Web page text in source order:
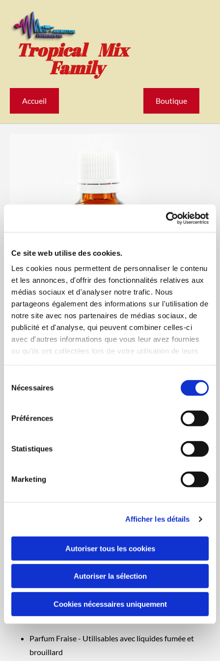
Ce site web utilise des cookies.
Les cookies nous permettent de personnaliser le contenu
et les annonces, d'offrir des fonctionnalités relatives aux
médias sociaux et d'analyser notre trafic. Nous
partageons également des informations sur l'utilisation de
notre site avec nos partenaires de médias sociaux, de
publicité et d'analyse, qui peuvent combiner celles-ci
avec d'autres informations que vous leur avez fournies
ou qu'ils ont collectées lors de votre utilisation de leurs
Nécessaires
Préférences
Statistiques
Marketing
Afficher les détails
Autoriser tous les cookies
Autoriser la sélection
Cookies nécessaires uniquement
Tropical Mix
Family
Accueil Boutique
Fiole Fraise 20 ml - BoomTone DJ
SKU:317122
En stock
13,19 €
Fiole 20 ml de Parfum Senteur Fraise BoomToneDJ, pour
Liquide Fumée ou Brouillard
Présentation La gamme de fioles de senteurs BoomToneDJ
vous propose un très large choix de senteurs, format 20 ml
ou 250 ml.
Caractéristiques
- BoomToneDJ Fiole Fraise 20 ml - Fiole de 20 ml
Parfum Fraise - Utilisables avec liquides fumée et
brouillard